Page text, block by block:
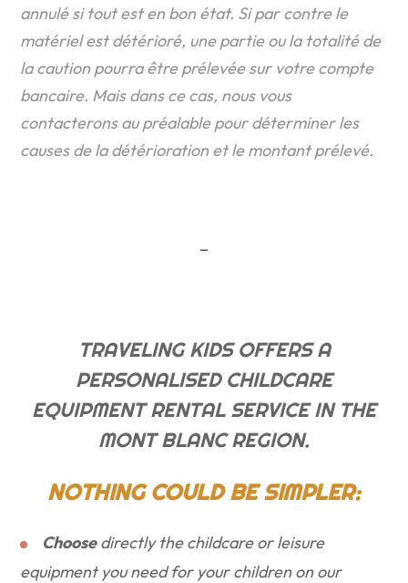
annulé si tout est en bon état. Si par contre le
matériel est détérioré, une partie ou la totalité de
la caution pourra être prélevée sur votre compte
bancaire. Mais dans ce cas, nous vous
contacterons au préalable pour déterminer les
causes de la détérioration et le montant prélevé.
–
TRAVELING KIDS OFFERS A
PERSONALISED CHILDCARE
EQUIPMENT RENTAL SERVICE IN THE
MONT BLANC REGION.
NOTHING COULD BE SIMPLER:
Choosedirectly the childcare or leisure
equipment you need for your children on our